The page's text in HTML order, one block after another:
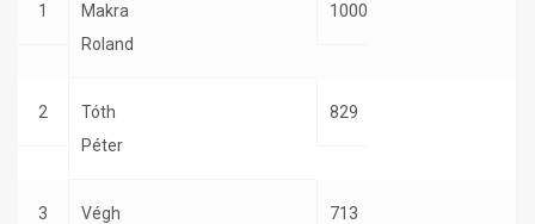
1
Makra
Roland
1000
2
Tóth
Péter
829
3
Végh
713